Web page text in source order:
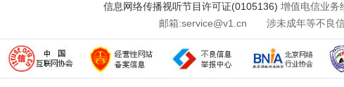
信息网络传播视听节目许可证(0105136) 增值电信业务
邮箱:service@v1.cn 涉未成年等不良